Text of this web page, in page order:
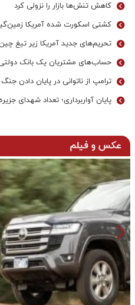
کاهش تنش‌ها بازار را نزولی کرد
کشتی اسکورت شده آمریکا
تحریم‌های جدید آمریکا زیر تیغ
حساب‌های مشتریان یک بانک‌
ترامپ از ناتوانی در پایان دادن
پایان آواربرداری؛ تعداد شهدای
عکس و فیلم